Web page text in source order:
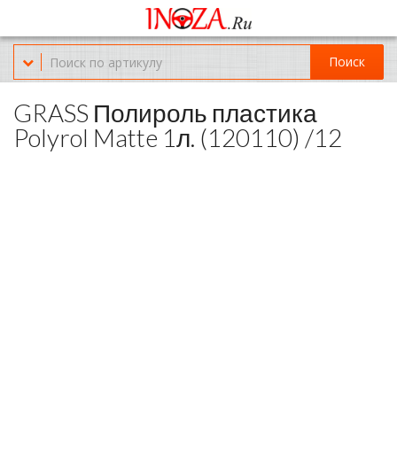
Офис обслуживания г.Краснодар (KRD) Куликова Поля 2 (магазин
Нож-мясо)
8-(967)-300-69-11
Поиск
GRASS Полироль пластика
Polyrol Matte 1л. (120110) /12